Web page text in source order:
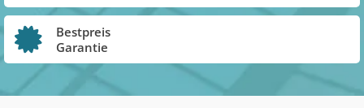
Bestpreis
Garantie